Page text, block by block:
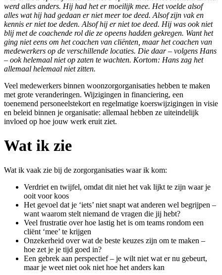
werd alles anders. Hij had het er moeilijk mee. Het voelde alsof
alles wat hij had gedaan er niet meer toe deed. Alsof zijn vak en
kennis er niet toe deden. Alsof hij er niet toe deed. Hij was ook niet
blij met de coachende rol die ze opeens hadden gekregen. Want het
ging niet eens om het coachen van cliënten, maar het coachen van
medewerkers op de verschillende locaties. Die daar – volgens Hans
– ook helemaal niet op zaten te wachten. Kortom: Hans zag het
allemaal helemaal niet zitten.
Veel medewerkers binnen woonzorgorganisaties hebben te maken
met grote veranderingen. Wijzigingen in financiering, een
toenemend personeelstekort en regelmatige koerswijzigingen in visie
en beleid binnen je organisatie: allemaal hebben ze uiteindelijk
invloed op hoe jouw werk eruit ziet.
Wat ik zie
Wat ik vaak zie bij de zorgorganisaties waar ik kom:
Verdriet en twijfel, omdat dit niet het vak lijkt te zijn waar je
ooit voor koos
Het gevoel dat je ‘iets’ niet snapt wat anderen wel begrijpen –
want waarom stelt niemand de vragen die jij hebt?
Veel frustratie over hoe lastig het is om teams rondom een
cliënt ‘mee’ te krijgen
Onzekerheid over wat de beste keuzes zijn om te maken –
hoe zet je je tijd goed in?
Een gebrek aan perspectief – je wilt niet wat er nu gebeurt,
maar je weet niet ook niet hoe het anders kan